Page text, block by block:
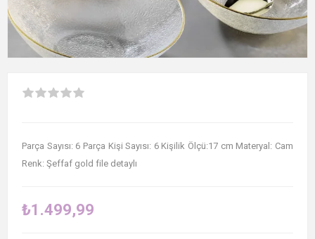
Parça Sayısı: 6 Parça Kişi Sayısı: 6 Kişilik Ölçü:17 cm Materyal: Cam
Renk: Şeffaf gold file detaylı
₺1.499,99